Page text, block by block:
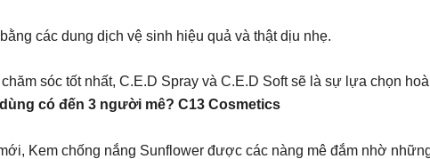
các dung dịch vệ sinh hiệu quả và thật dịu nhẹ.
sóc tốt nhất, C.E.D Spray và C.E.D Soft sẽ là sự lựa chọn
có đến 3 người mê? C13 Cosmetics
Kem chống nắng Sunflower được các nàng mê đắm nhờ